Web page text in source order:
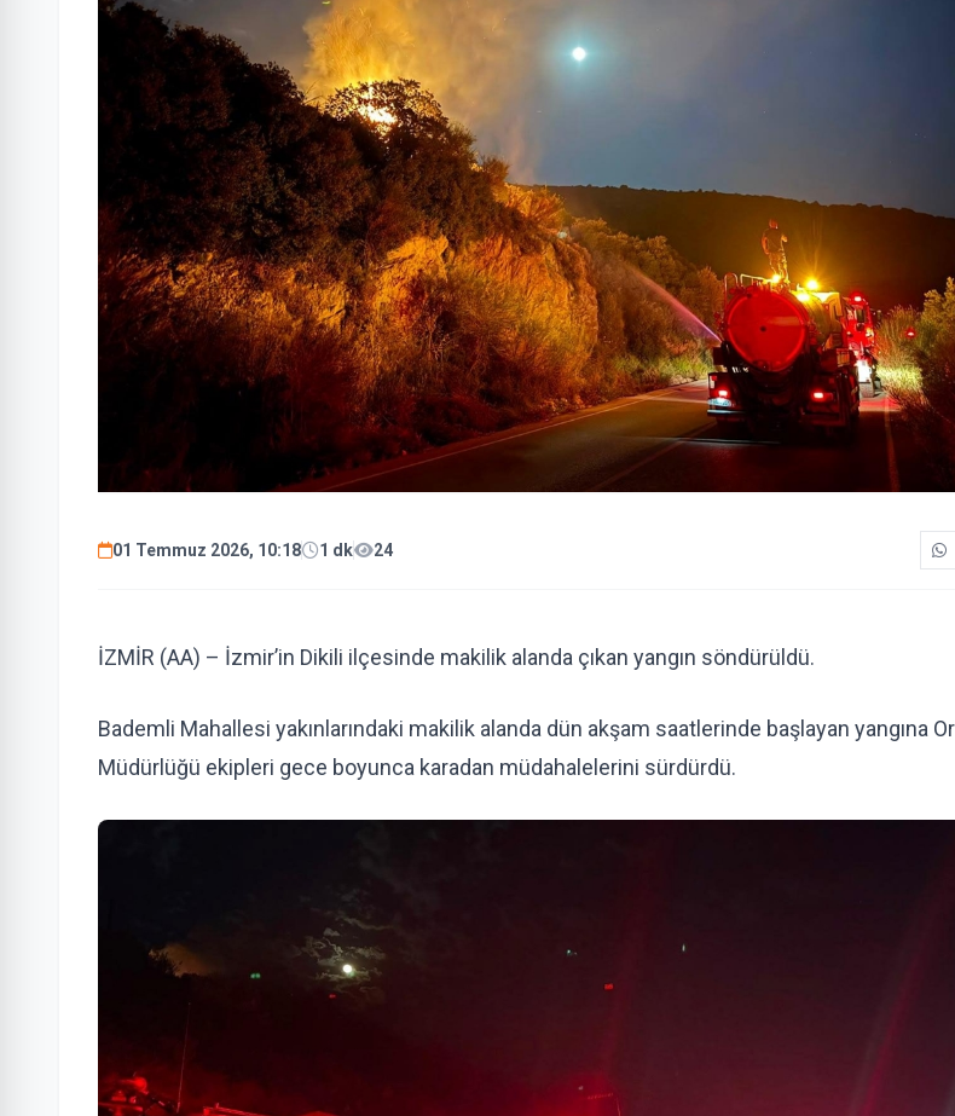
01 Temmuz 2026, 10:18 1 dk 24
İZMİR (AA) – İzmir’in Dikili ilçesinde makilik alanda çıkan yangın söndürüldü.
Bademli Mahallesi yakınlarındaki makilik alanda dün akşam saatlerinde başlayan yangına
Müdürlüğü ekipleri gece boyunca karadan müdahalelerini sürdürdü.